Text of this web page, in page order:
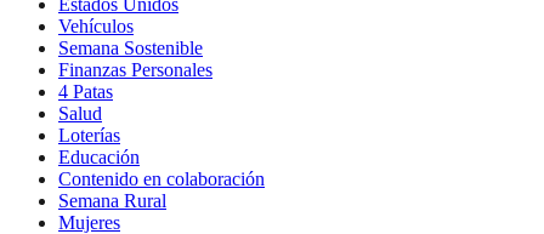
Vehículos
Semana Sostenible
Finanzas Personales
4 Patas
Salud
Loterías
Educación
Contenido en colaboración
Semana Rural
Mujeres